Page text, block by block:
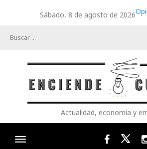
Sábado, 8 de agosto de 2026
Actualidad, economía y
Facebook